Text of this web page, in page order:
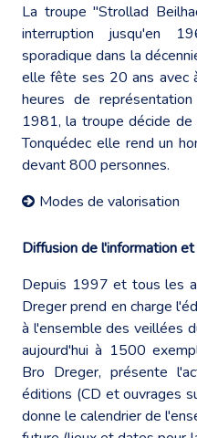
La troupe "Strollad
interruption jusqu'en
sporadique dans la
elle fête ses 20 ans avec
heures de
1981, la troupe décide
Tonquédec elle rend un
devant 800 personnes.
Modes de valorisation
Diffusion de l'information
Depuis 1997 et tous les
Dreger prend en charge
à l'ensemble des veillées
aujourd'hui à 1500
Bro Dreger, présente
éditions (CD et ouvrages
donne le calendrier de